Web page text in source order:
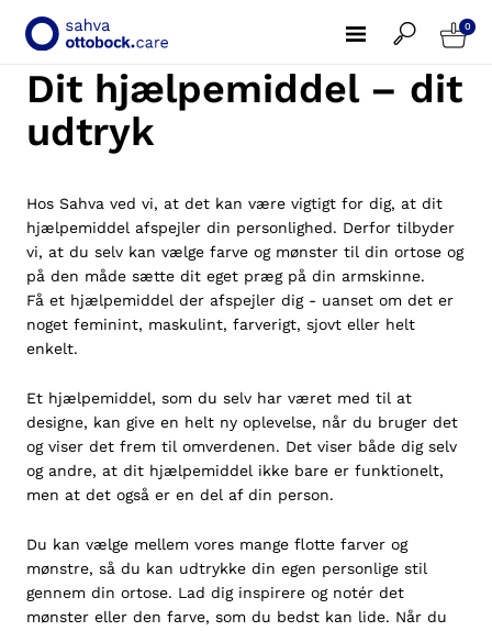
0
Dit hjælpemiddel – dit
udtryk
Hos Sahva ved vi, at det kan være vigtigt for dig, at dit
hjælpemiddel afspejler din personlighed. Derfor tilbyder
vi, at du selv kan vælge farve og mønster til din ortose og
på den måde sætte dit eget præg på din armskinne.
Få et hjælpemiddel der afspejler dig - uanset om det er
noget feminint, maskulint, farverigt, sjovt eller helt
enkelt.
Et hjælpemiddel, som du selv har været med til at
designe, kan give en helt ny oplevelse, når du bruger det
og viser det frem til omverdenen. Det viser både dig selv
og andre, at dit hjælpemiddel ikke bare er funktionelt,
men at det også er en del af din person.
Du kan vælge mellem vores mange flotte farver og
mønstre, så du kan udtrykke din egen personlige stil
gennem din ortose. Lad dig inspirere og notér det
mønster eller den farve, som du bedst kan lide. Når du